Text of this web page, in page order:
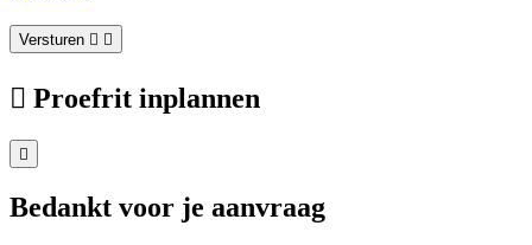
Versturen
Proefrit inplannen
Bedankt voor je aanvraag